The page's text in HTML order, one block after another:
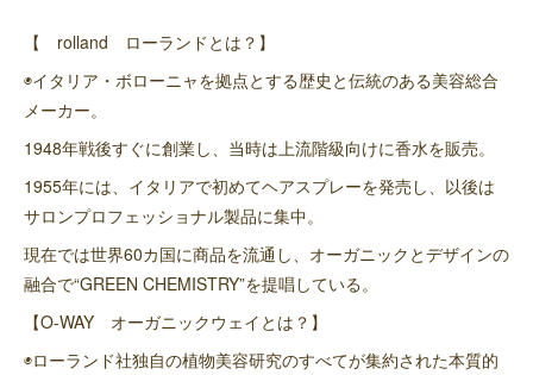
【 rolland ローランドとは？】
◉イタリア・ボローニャを拠点とする歴史と伝統のある美容総合
メーカー。
1948年戦後すぐに創業し、当時は上流階級向けに香水を販売。
1955年には、イタリアで初めてヘアスプレーを発売し、以後は
サロンプロフェッショナル製品に集中。
現在では世界60カ国に商品を流通し、オーガニックとデザインの
融合で“GREEN CHEMISTRY”を提唱している。
【O-WAY オーガニックウェイとは？】
◉ローランド社独自の植物美容研究のすべてが集約された本質的